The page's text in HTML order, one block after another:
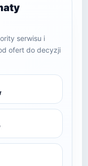
serwisu i
ofert do decyzji